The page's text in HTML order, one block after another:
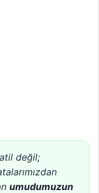
değil;
umudumuzun